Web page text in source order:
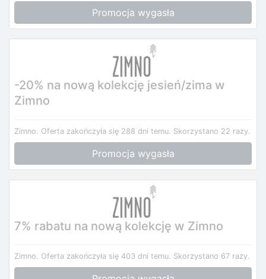
Promocja wygasła
-20% na nową kolekcję jesień/zima w
Zimno
Zimno. Oferta zakończyła się 288 dni temu. Skorzystano 22 razy.
Promocja wygasła
7% rabatu na nową kolekcję w Zimno
Zimno. Oferta zakończyła się 403 dni temu. Skorzystano 67 razy.